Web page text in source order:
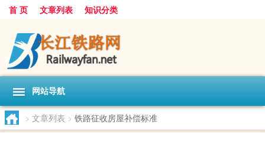
首 页 文章列表 知识分类
网站导航
> 文章列表 > 铁路征收房屋补偿标准